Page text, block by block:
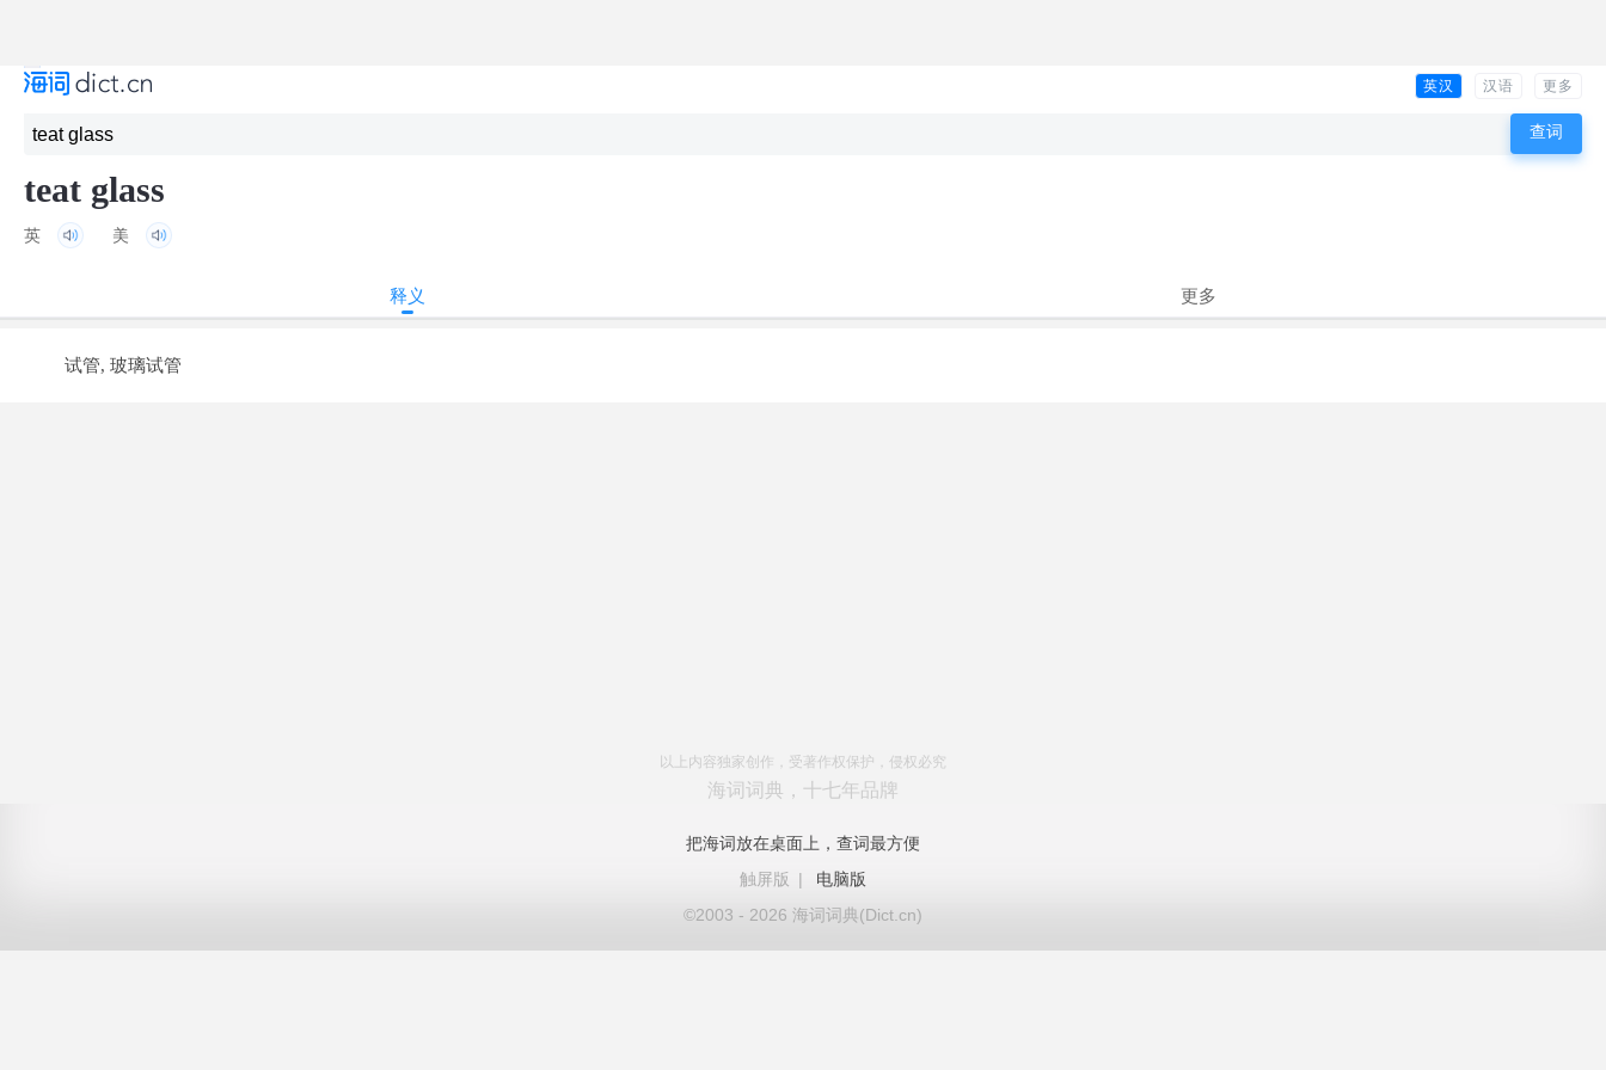
英汉 汉语 更多
teat glass
英 美
释义 更多
试管, 玻璃试管
以上内容独家创作，受著作权保护，侵权必究
海词词典，十七年品牌
把海词放在桌面上，查词最方便
触屏版
|
电脑版
©2003 - 2026 海词词典(Dict.cn)